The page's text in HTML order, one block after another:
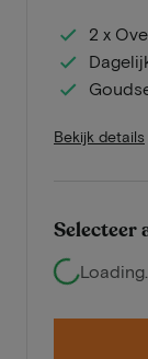
2 x
Bekijk details
Selecteer
Loading...